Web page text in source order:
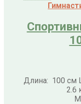
Длина: 100 см
2.6